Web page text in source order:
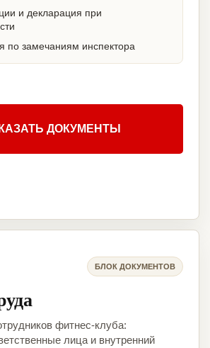
и декларация при
по замечаниям инспектора
ДОКУМЕНТЫ
БЛОК ДОКУМЕНТОВ
фитнес-клуба:
лица и внутренний